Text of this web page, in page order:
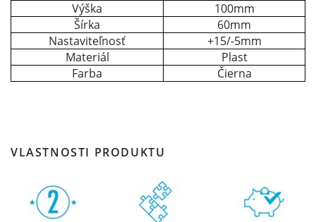
Výška
100mm
Šírka
60mm
Nastaviteľnosť
+15/-5mm
Materiál
Plast
Farba
Čierna
VLASTNOSTI PRODUKTU